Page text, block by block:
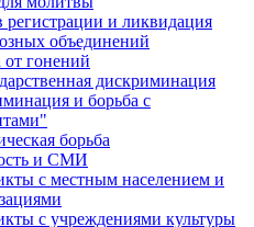
регистрации и ликвидация
объединений
от гонений
дискриминация
и борьба с
борьба
и СМИ
с местным населением и
с учреждениями культуры